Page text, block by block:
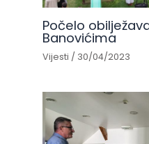
Počelo
Banovićima
Vijesti / 30/04/2023